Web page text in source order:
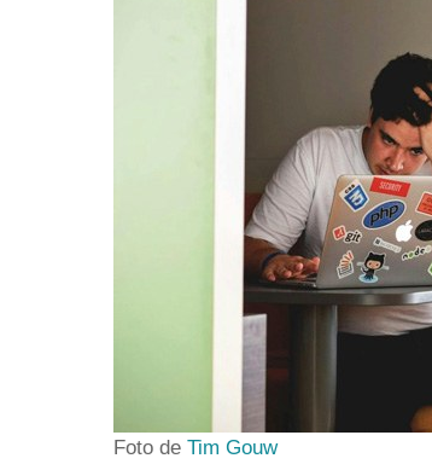
Foto de Tim Gouw